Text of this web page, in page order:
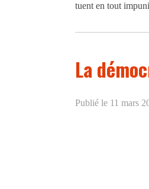
tuent en tout
La
Publié le 11 mars